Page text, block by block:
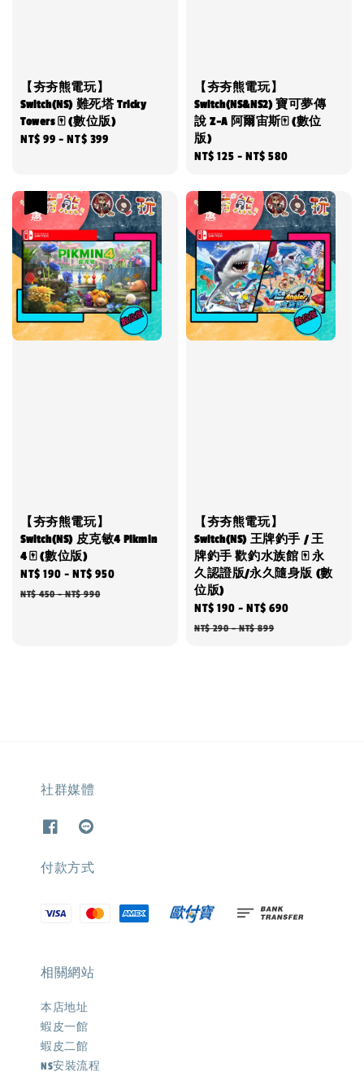
【夯夯熊電玩】
Switch(NS) 難死塔 Tricky
Towers 🀄 (數位版)
Regular
NT$ 99 -NT$ 399
【夯夯熊電玩】
Switch(NS&NS2) 寶可夢傳
說 Z-A 阿爾宙斯🀄 (數位
版)
Regular
NT$ 125 -NT$ 580
【夯夯熊電玩】
Switch(NS) 皮克敏4 Pikmin
4 🀄 (數位版)
Sale
price
NT$ 190 -NT$ 950
NT$ 450-NT$ 990
【夯夯熊電玩】
Switch(NS) 王牌釣手 / 王
牌釣手 歡釣水族館 🀄 永
久認證版/永久隨身版 (數
位版)
Sale
price
NT$ 190 -NT$ 690
NT$ 290-NT$ 899
社群媒體
付款方式
相關網站
本店地址
蝦皮一館
蝦皮二館
NS安裝流程